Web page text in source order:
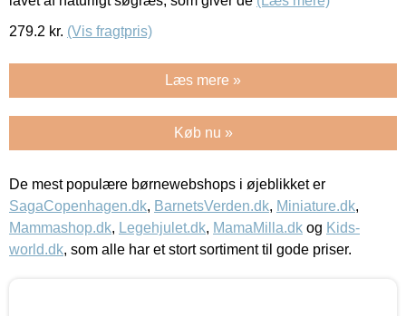
279.2 kr. (Vis fragtpris)
Læs mere »
Køb nu »
De mest populære børnewebshops i øjeblikket er
SagaCopenhagen.dk, BarnetsVerden.dk, Miniature.dk,
Mammashop.dk, Legehjulet.dk, MamaMilla.dk og Kids-
world.dk, som alle har et stort sortiment til gode priser.